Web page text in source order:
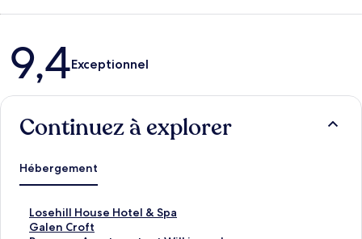
Avis
9,4Exceptionnel
Continuez à explorer
Hébergement
Losehill House Hotel & Spa
L
o
Galen Croft
G